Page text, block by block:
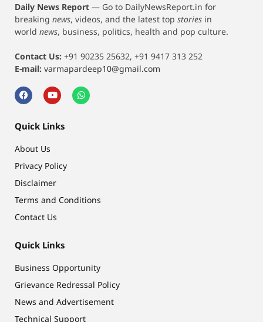
Daily News Report — Go to DailyNewsReport.in for
breaking news, videos, and the latest top stories in
world news, business, politics, health and pop culture.
Contact Us: +91 90235 25632, +91 9417 313 252
E-mail: varmapardeep10@gmail.com
Quick Links
About Us
Privacy Policy
Disclaimer
Terms and Conditions
Contact Us
Quick Links
Business Opportunity
Grievance Redressal Policy
News and Advertisement
Technical Support